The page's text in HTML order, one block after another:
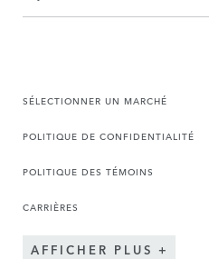
SÉLECTIONNER UN MARCHÉ
POLITIQUE DE CONFIDENTIALITÉ
POLITIQUE DES TÉMOINS
CARRIÈRES
AFFICHER PLUS